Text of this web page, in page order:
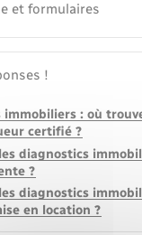
et formulaires
!
immobiliers : où
certifié ?
diagnostics
?
diagnostics
en location ?